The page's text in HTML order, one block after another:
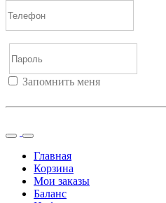
Запомнить меня
Главная
Корзина
Мои заказы
Баланс